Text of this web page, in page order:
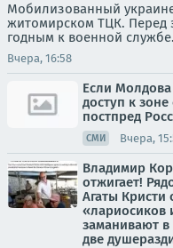
Мобилизованный
житомирском ТЦК. Перед
годным к военной
Вчера, 16:58
Если Молдова
доступ к
постпред
СМИ Вчера,
Владимир
отжигает!
Агаты Кристи
«лариосиков
заманивают
две